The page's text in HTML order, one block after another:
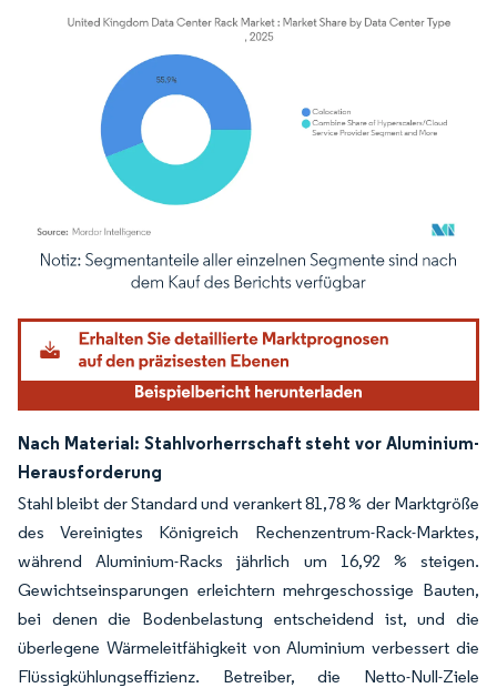
Bild © Mordor Intelligence. Wiederverwendung erfordert Namensnennung
Nach Material: Stahlvorherrschaft steht vor Aluminium-
Herausforderung
Stahl bleibt der Standard und verankert 81,78 % der Marktgröße
des Vereinigtes Königreich Rechenzentrum-Rack-Marktes,
während Aluminium-Racks jährlich um 16,92 % steigen.
Gewichtseinsparungen erleichtern mehrgeschossige Bauten,
bei denen die Bodenbelastung entscheidend ist, und die
überlegene Wärmeleitfähigkeit von Aluminium verbessert die
Flüssigkühlungseffizienz. Betreiber, die Netto-Null-Ziele